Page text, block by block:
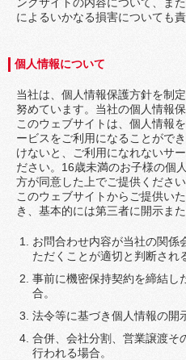
によるいかなる損害についても
個人情報について
当社は、個人情報保護方針を制
努めています。当社の個人情報
このウェブサイトは、個人情報
ービスをご利用になることがで
けないと、ご利用になれないサ
ださい。16歳未満のお子様の個
方が同意した上でご提供くださ
このウェブサイトからご提供い
き、基本的には第三者に開示ま
お問合わせ内容が当社の関係
ただくことが適切と判断され
事前に機密保持契約を締結し
合。
法令等に基づき個人情報の開
合併、会社分割、営業譲渡そ
行われる場合。